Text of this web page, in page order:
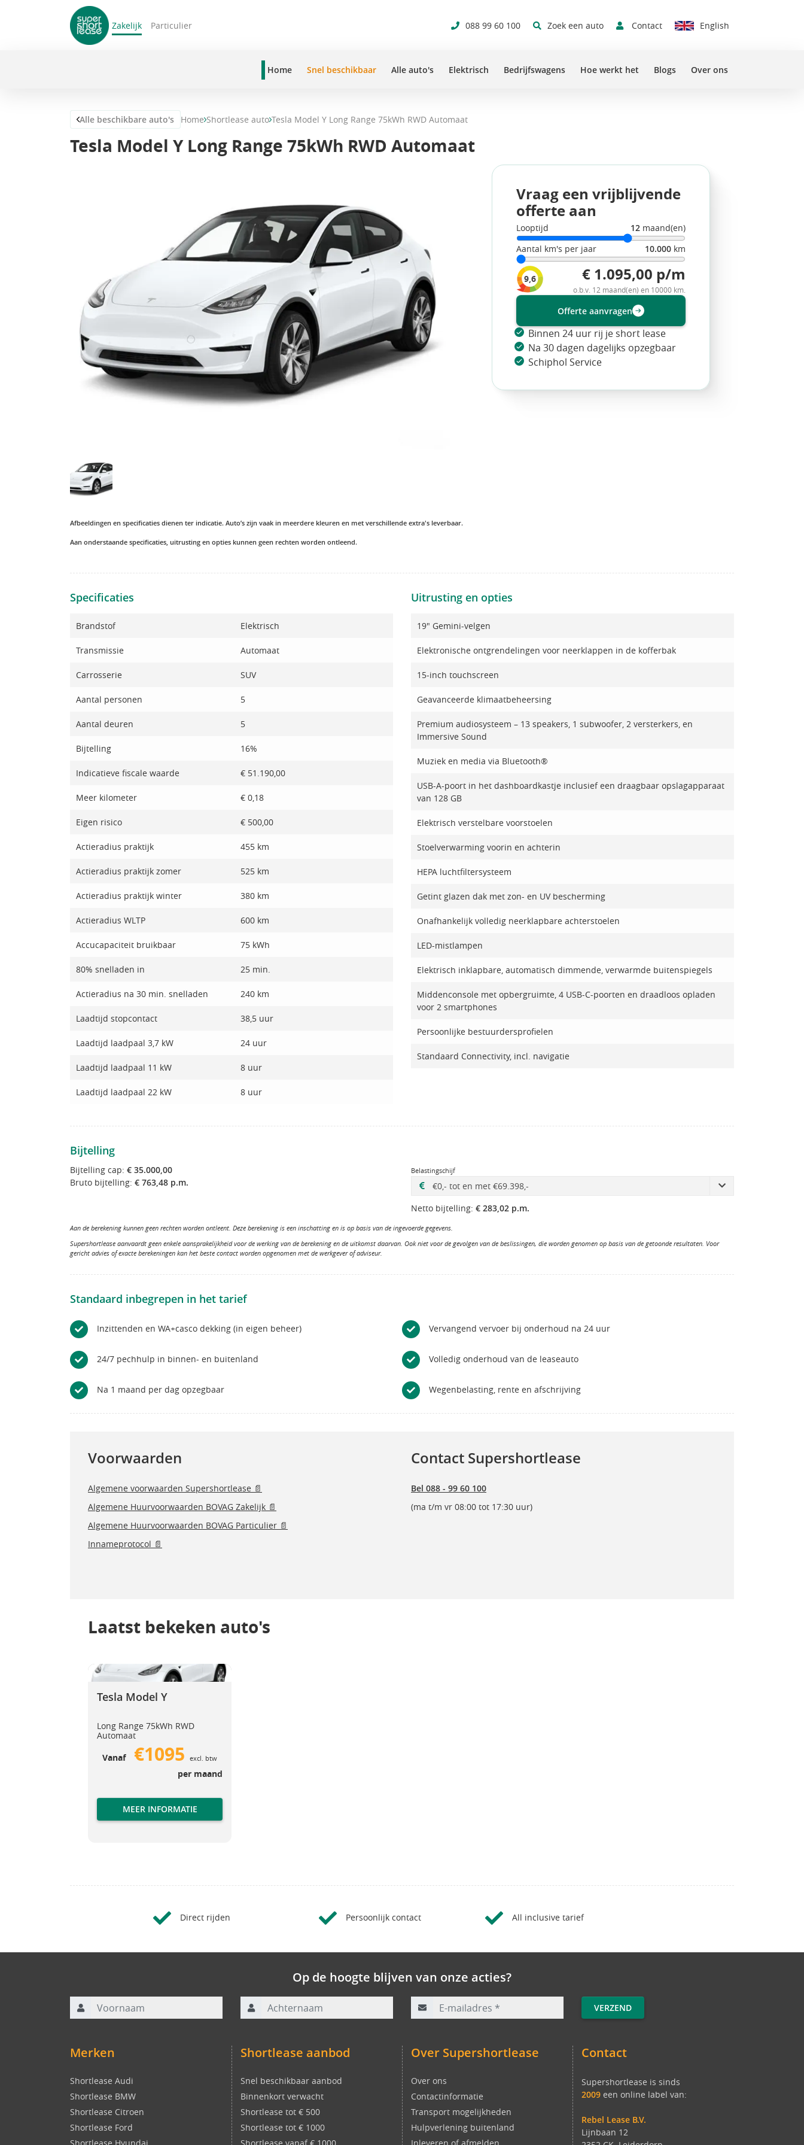
Zakelijk Particulier 088 99 60 100 Zoek een auto Contact English
Home Snel beschikbaar Alle auto's Elektrisch Bedrijfswagens Hoe werkt het Blogs Over ons
Alle beschikbare auto's Home Shortlease auto Tesla Model Y Long Range 75kWh RWD Automaat
Tesla Model Y Long Range 75kWh RWD Automaat
Vraag een vrijblijvende
offerte aan
9,6 € 1.095,00 p/m
o.b.v. 12 maand(en) en 10000 km.
Offerte aanvragen
Binnen 24 uur rij je short lease
Na 30 dagen dagelijks opzegbaar
Schiphol Service
Looptijd 12 maand(en)
Aantal km's per jaar
10.000 km
Afbeeldingen en specificaties dienen ter indicatie. Auto’s zijn vaak in meerdere kleuren en met verschillende extra's leverbaar.
Aan onderstaande specificaties, uitrusting en opties kunnen geen rechten worden ontleend.
Specificaties
Brandstof Elektrisch
Transmissie Automaat
Carrosserie SUV
Aantal personen 5
Aantal deuren 5
Bijtelling 16%
Indicatieve fiscale waarde € 51.190,00
Meer kilometer € 0,18
Eigen risico € 500,00
Actieradius praktijk 455 km
Actieradius praktijk zomer 525 km
Actieradius praktijk winter 380 km
Actieradius WLTP 600 km
Accucapaciteit bruikbaar 75 kWh
80% snelladen in 25 min.
Actieradius na 30 min. snelladen 240 km
Laadtijd stopcontact 38,5 uur
Laadtijd laadpaal 3,7 kW 24 uur
Laadtijd laadpaal 11 kW 8 uur
Laadtijd laadpaal 22 kW 8 uur
Uitrusting en opties
19" Gemini-velgen
Elektronische ontgrendelingen voor neerklappen in de kofferbak
15-inch touchscreen
Geavanceerde klimaatbeheersing
Premium audiosysteem – 13 speakers, 1 subwoofer, 2 versterkers, en
Immersive Sound
Muziek en media via Bluetooth®
USB-A-poort in het dashboardkastje inclusief een draagbaar opslagapparaat
van 128 GB
Elektrisch verstelbare voorstoelen
Stoelverwarming voorin en achterin
HEPA luchtfiltersysteem
Getint glazen dak met zon- en UV bescherming
Onafhankelijk volledig neerklapbare achterstoelen
LED-mistlampen
Elektrisch inklapbare, automatisch dimmende, verwarmde buitenspiegels
Middenconsole met opbergruimte, 4 USB-C-poorten en draadloos opladen
voor 2 smartphones
Persoonlijke bestuurdersprofielen
Standaard Connectivity, incl. navigatie
Bijtelling
Bijtelling cap: € 35.000,00
Bruto bijtelling: € 763,48 p.m.
Belastingschijf
Netto bijtelling: € 283,02 p.m.
Aan de berekening kunnen geen rechten worden ontleent. Deze berekening is een inschatting en is op basis van de ingevoerde gegevens.
Supershortlease aanvaardt geen enkele aansprakelijkheid voor de werking van de berekening en de uitkomst daarvan. Ook niet voor de gevolgen van de beslissingen, die worden genomen op basis van de getoonde resultaten. Voor
gericht advies of exacte berekeningen kan het beste contact worden opgenomen met de werkgever of adviseur.
Standaard inbegrepen in het tarief
Inzittenden en WA+casco dekking (in eigen beheer) Vervangend vervoer bij onderhoud na 24 uur
24/7 pechhulp in binnen- en buitenland Volledig onderhoud van de leaseauto
Na 1 maand per dag opzegbaar Wegenbelasting, rente en afschrijving
Voorwaarden
Algemene voorwaarden Supershortlease 📄
Algemene Huurvoorwaarden BOVAG Zakelijk 📄
Algemene Huurvoorwaarden BOVAG Particulier 📄
Innameprotocol 📄
Contact Supershortlease
Bel 088 - 99 60 100
(ma t/m vr 08:00 tot 17:30 uur)
Laatst bekeken auto's
Tesla Model Y
Tesla Model Y
Tesla Model Y
Long Range 75kWh RWD
Automaat
Vanaf
€1095 excl. btw
per maand
MEER INFORMATIE
Direct rijden Persoonlijk contact All inclusive tarief
Op de hoogte blijven van onze acties?
Merken
Shortlease Audi
Shortlease BMW
Shortlease Citroen
Shortlease Ford
Shortlease aanbod
Snel beschikbaar aanbod
Binnenkort verwacht
Shortlease tot € 500
Shortlease tot € 1000
Over Supershortlease
Over ons
Contactinformatie
Transport mogelijkheden
Hulpverlening buitenland
Contact
Supershortlease is sinds
2009 een online label van:
Rebel Lease B.V.
Lijnbaan 12